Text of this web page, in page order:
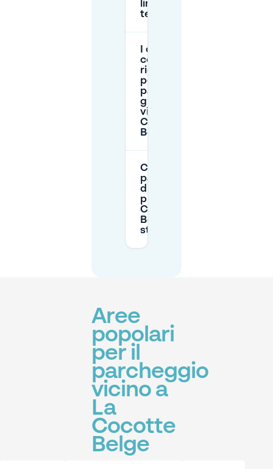
limite di
tempo?
I conducenti
con mobilità
ridotta (PMR)
possono
parcheggiare
gratuitamente
vicino a La
Cocotte
Belge?
C’è un
parcheggio
disponibile
presso La
Cocotte
Belge
stessa?
Aree
popolari
per il
parcheggio
vicino a
La
Cocotte
Belge